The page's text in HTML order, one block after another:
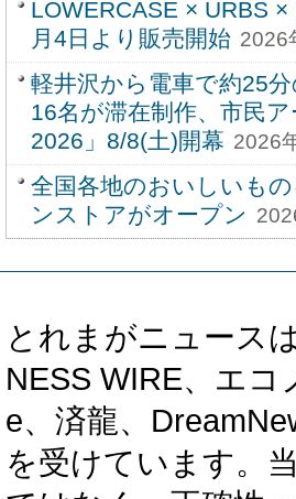
LOWERCASE × URBS
月4日より販売開始 2026
軽井沢から電車で約25
16名が滞在制作、市民
2026」8/8(土)開幕 2026
全国各地のおいしいも
ンストアがオープン
とれまがニュース
NESS WIRE、エ
e、済龍、
を受けています。